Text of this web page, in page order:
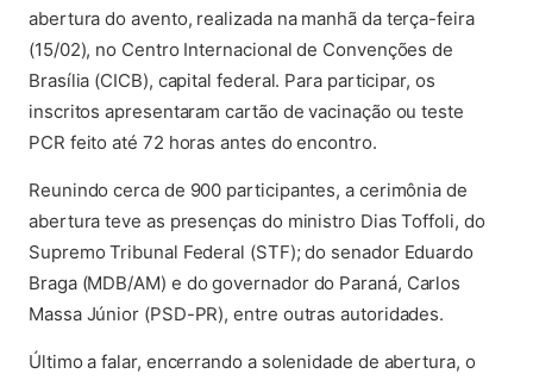
abertura do avento, realizada na manhã da terça-feira
(15/02), no Centro Internacional de Convenções de
Brasília (CICB), capital federal. Para participar, os
inscritos apresentaram cartão de vacinação ou teste
PCR feito até 72 horas antes do encontro.
Reunindo cerca de 900 participantes, a cerimônia de
abertura teve as presenças do ministro Dias Toffoli, do
Supremo Tribunal Federal (STF); do senador Eduardo
Braga (MDB/AM) e do governador do Paraná, Carlos
Massa Júnior (PSD-PR), entre outras autoridades.
Último a falar, encerrando a solenidade de abertura, o